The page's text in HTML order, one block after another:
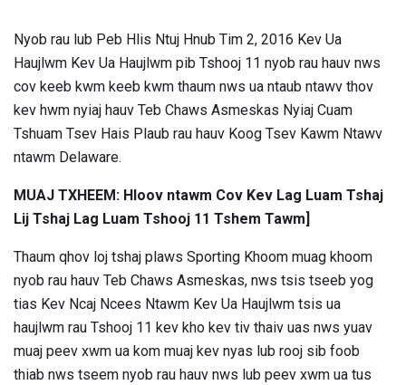
Nyob rau lub Peb Hlis Ntuj Hnub Tim 2, 2016 Kev Ua
Haujlwm Kev Ua Haujlwm pib Tshooj 11 nyob rau hauv nws
cov keeb kwm keeb kwm thaum nws ua ntaub ntawv thov
kev hwm nyiaj hauv Teb Chaws Asmeskas Nyiaj Cuam
Tshuam Tsev Hais Plaub rau hauv Koog Tsev Kawm Ntawv
ntawm Delaware.
MUAJ TXHEEM: Hloov ntawm Cov Kev Lag Luam Tshaj
Lij Tshaj Lag Luam Tshooj 11 Tshem Tawm]
Thaum qhov loj tshaj plaws Sporting Khoom muag khoom
nyob rau hauv Teb Chaws Asmeskas, nws tsis tseeb yog
tias Kev Ncaj Ncees Ntawm Kev Ua Haujlwm tsis ua
haujlwm rau Tshooj 11 kev kho kev tiv thaiv uas nws yuav
muaj peev xwm ua kom muaj kev nyas lub rooj sib foob
thiab nws tseem nyob rau hauv nws lub peev xwm ua tus